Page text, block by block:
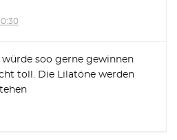
0:30
soo gerne gewinnen
toll. Die Lilatöne werden